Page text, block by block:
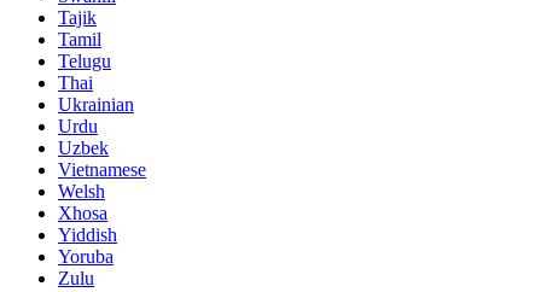
Tajik
Tamil
Telugu
Thai
Ukrainian
Urdu
Uzbek
Vietnamese
Welsh
Xhosa
Yiddish
Yoruba
Zulu